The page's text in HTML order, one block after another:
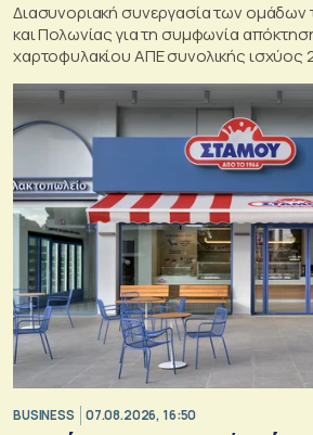
Διασυνοριακή συνεργασία των
και Πολωνίας για τη συμφωνία
χαρτοφυλακίου ΑΠΕ συνολικής ισχύος
BUSINESS 07.08.2026, 16:50